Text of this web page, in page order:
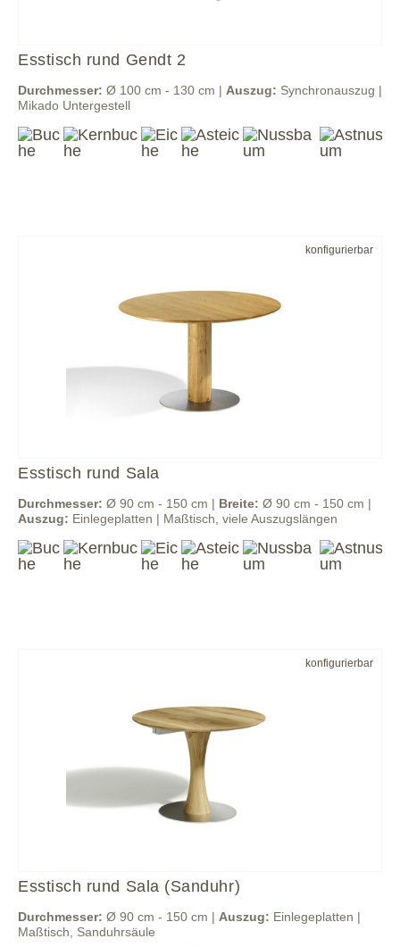
Esstisch rund Gendt 2
Durchmesser: Ø 100 cm - 130 cm | Auszug: Synchronauszug |
Mikado Untergestell
konfigurierbar
Esstisch rund Sala
Durchmesser: Ø 90 cm - 150 cm | Breite: Ø 90 cm - 150 cm |
Auszug: Einlegeplatten | Maßtisch, viele Auszugslängen
konfigurierbar
Esstisch rund Sala (Sanduhr)
Durchmesser: Ø 90 cm - 150 cm | Auszug: Einlegeplatten |
Maßtisch, Sanduhrsäule